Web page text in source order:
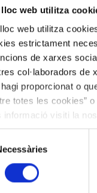
web utilitza
web utilitza
estrictament
de xarxes
col·laboradors de
proporcionat o
totes les cookies”
informació visiti la
en qualsevol